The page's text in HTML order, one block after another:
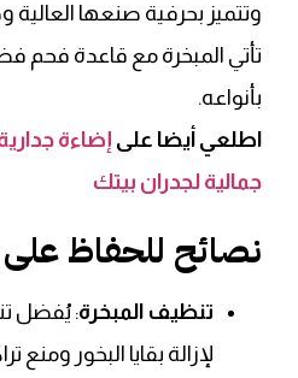
وتتميز بحرفية صنعها العالية
تأتي المبخرة مع قاعدة فحم
بأنواعه.
اطلعي أيضا على إضاءة
جمالية لجدران بيتك
نصائح للحفاظ
تنظيف المبخرة: يُفضل
لإزالة بقايا البخور ومنع